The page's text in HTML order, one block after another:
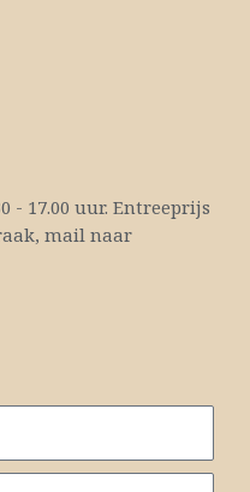
- 17.00 uur. Entreeprijs
mail naar